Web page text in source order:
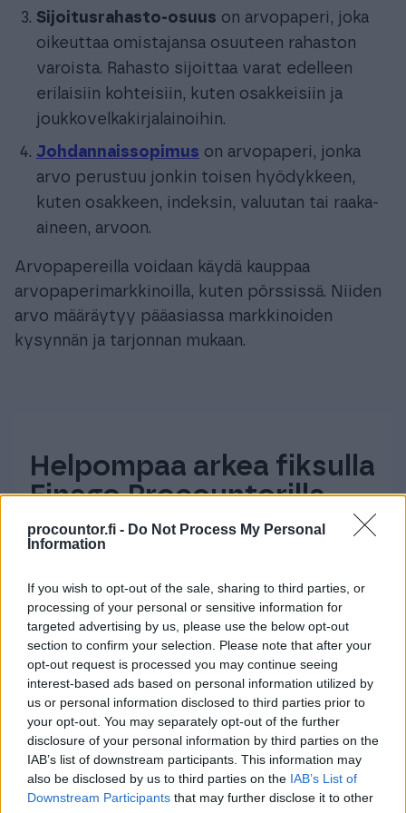
procountor.fi - Do Not Process My Personal
Information
If you wish to opt-out of the sale, sharing to third parties, or
processing of your personal or sensitive information for
targeted advertising by us, please use the below opt-out
section to confirm your selection. Please note that after your
opt-out request is processed you may continue seeing
interest-based ads based on personal information utilized by
us or personal information disclosed to third parties prior to
your opt-out. You may separately opt-out of the further
disclosure of your personal information by third parties on the
IAB’s list of downstream participants. This information may
also be disclosed by us to third parties on the IAB’s List of
Downstream Participants that may further disclose it to other
Sijoitusrahasto-osuus on arvopaperi, joka
oikeuttaa omistajansa osuuteen rahaston
varoista. Rahasto sijoittaa varat edelleen
erilaisiin kohteisiin, kuten osakkeisiin ja
joukkovelkakirjalainoihin.
Johdannaissopimus on arvopaperi, jonka
arvo perustuu jonkin toisen hyödykkeen,
kuten osakkeen, indeksin, valuutan tai raaka-
aineen, arvoon.
Arvopapereilla voidaan käydä kauppaa
arvopaperimarkkinoilla, kuten pörssissä. Niiden
arvo määräytyy pääasiassa markkinoiden
kysynnän ja tarjonnan mukaan.
Helpompaa arkea fiksulla
Finago Procountorilla
Automatisoi ja selkeytä talouttasi
kanssa
Sopii yritysmuodosta ja -koosta
riippumatta
Tutustu Finago Procountoriin